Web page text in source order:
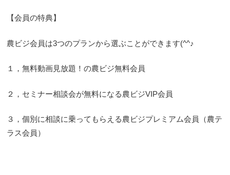
【会員の特典】
農ビジ会員は3つのプランから選ぶことができます(^^♪
１，無料動画見放題！の農ビジ無料会員
２，セミナー相談会が無料になる農ビジVIP会員
３，個別に相談に乗ってもらえる農ビジプレミアム会員（農テ
ラス会員）